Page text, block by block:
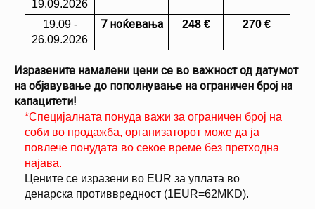
19.09.2026
19.09 -
26.09.2026
7 ноќевања 248 € 270 €
Изразените намалени цени се во важност од датумот
на објавување до пополнување на ограничен број на
капацитети!
*Специјалната понуда важи за ограничен број на
соби во продажба, организаторот може да ја
повлече понудата во секое време без претходна
најава.
Цените се изразени во EUR за уплата во
денарска противвредност (1EUR=62MKD).